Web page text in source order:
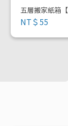
五層搬家紙箱【
NT＄55